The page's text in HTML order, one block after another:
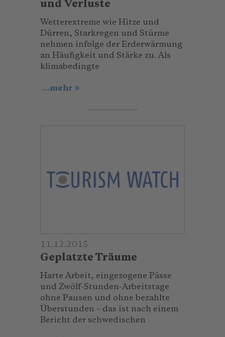
und Verluste
Wetterextreme wie Hitze und
Dürren, Starkregen und Stürme
nehmen infolge der Erderwärmung
an Häufigkeit und Stärke zu. Als
klimabedingte
...mehr
11.12.2015
Geplatzte Träume
Harte Arbeit, eingezogene Pässe
und Zwölf-Stunden-Arbeitstage
ohne Pausen und ohne bezahlte
Überstunden – das ist nach einem
Bericht der schwedischen